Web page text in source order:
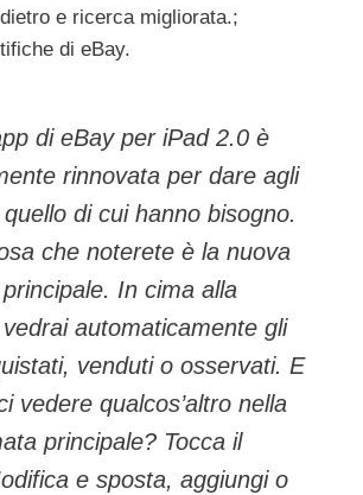
e ricerca migliorata.;
di eBay.
di eBay per iPad 2.0 è
rinnovata per dare agli
di cui hanno bisogno.
che noterete è la nuova
In cima alla
automaticamente gli
venduti o osservati. E
vedere qualcos’altro nella
principale? Tocca il
e sposta, aggiungi o